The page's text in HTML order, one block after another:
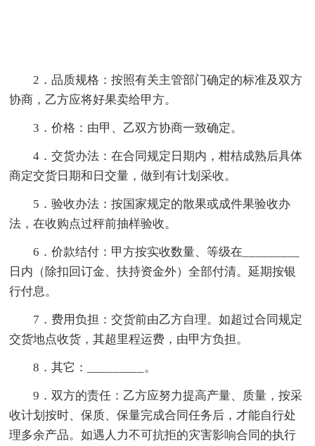
2．品质规格：按照有关主管部门确定的标准及双方
协商，乙方应将好果卖给甲方。
3．价格：由甲、乙双方协商一致确定。
4．交货办法：在合同规定日期内，柑桔成熟后具体
商定交货日期和日交量，做到有计划采收。
5．验收办法：按国家规定的散果或成件果验收办
法，在收购点过秤前抽样验收。
6．价款结付：甲方按实收数量、等级在_________
日内（除扣回订金、扶持资金外）全部付清。延期按银
行付息。
7．费用负担：交货前由乙方自理。如超过合同规定
交货地点收货，其超里程运费，由甲方负担。
8．其它：_________。
9．双方的责任：乙方应努力提高产量、质量，按采
收计划按时、保质、保量完成合同任务后，才能自行处
理多余产品。如遇人力不可抗拒的灾害影响合同的执行